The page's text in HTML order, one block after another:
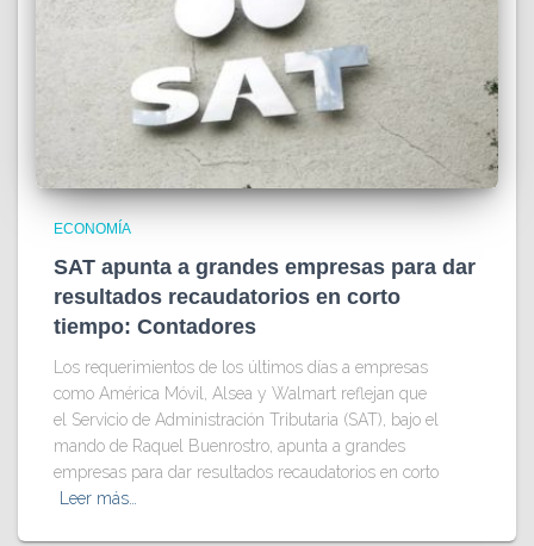
ECONOMÍA
SAT apunta a grandes empresas para dar
resultados recaudatorios en corto
tiempo: Contadores
Los requerimientos de los últimos días a empresas
como América Móvil, Alsea y Walmart reflejan que
el Servicio de Administración Tributaria (SAT), bajo el
mando de Raquel Buenrostro, apunta a grandes
empresas para dar resultados recaudatorios en corto
Leer más…